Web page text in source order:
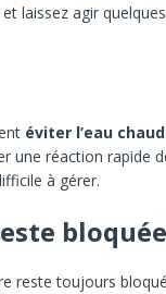
laissez agir
éviter l’eau
une réaction rapide
à gérer.
reste toujours